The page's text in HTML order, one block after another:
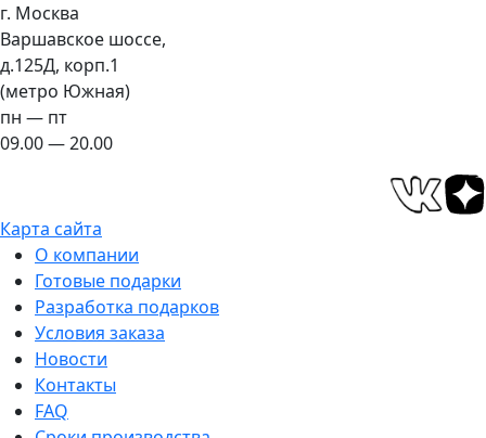
г. Москва
Варшавское шоссе,
д.125Д, корп.1
(метро Южная)
пн — пт
09.00 — 20.00
Карта сайта
О компании
Готовые подарки
Разработка подарков
Условия заказа
Новости
Контакты
FAQ